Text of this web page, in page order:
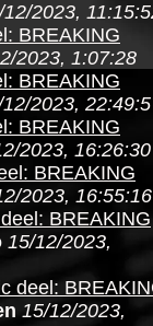
12/2023,
BREAKING
2023, 1:07:28
BREAKING
2023,
BREAKING
2023, 16:26:30
BREAKING
2023, 16:55:16
BREAKING
15/12/2023,
deel:
15/12/2023,